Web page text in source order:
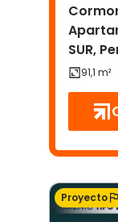
SUR,
Proyecto